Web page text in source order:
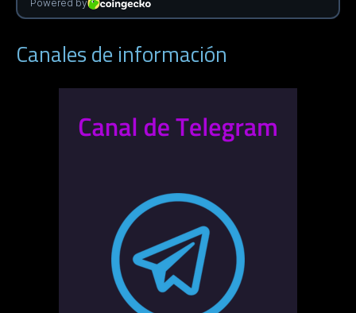
Canales de información